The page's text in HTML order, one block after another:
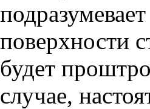
поверхности
будет
случае,